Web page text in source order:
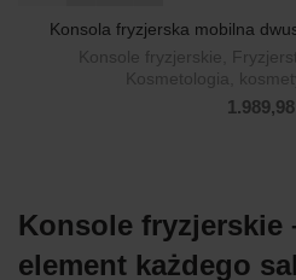
Konsola fryzjerska mobilna
Konsole fryzjerskie
Kosmetologia,
1.989,98
Konsole fryzjerskie
element każdego